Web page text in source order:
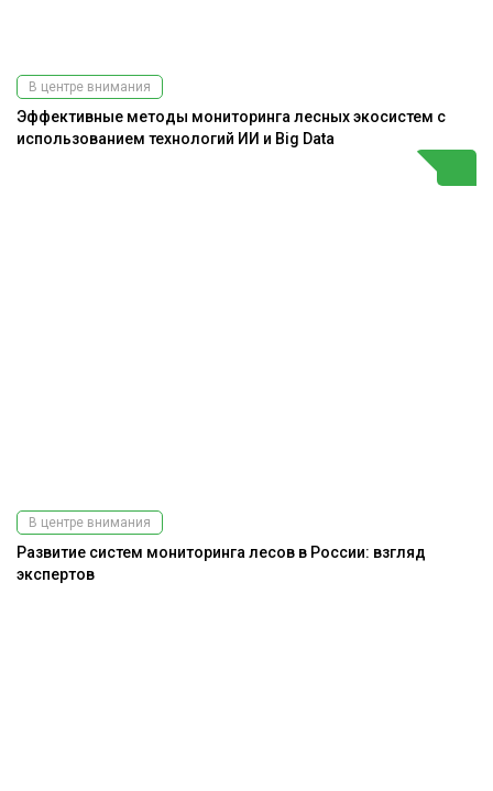
В центре внимания
Эффективные методы мониторинга лесных экосистем с
использованием технологий ИИ и Big Data
В центре внимания
Развитие систем мониторинга лесов в России: взгляд
экспертов